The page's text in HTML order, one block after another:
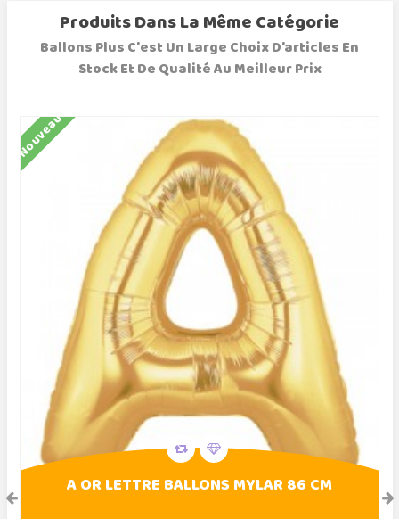
Produits Dans La Même Catégorie
Ballons Plus C'est Un Large Choix D'articles En
Stock Et De Qualité Au Meilleur Prix
Nouveau
A OR LETTRE BALLONS MYLAR 86 CM